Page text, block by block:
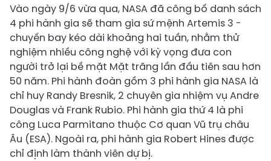
Vào ngày 9/6 vừa qua, NASA đã công bố danh sách
4 phi hành gia sẽ tham gia sứ mệnh Artemis 3 -
chuyến bay kéo dài khoảng hai tuần, nhằm thử
nghiệm nhiều công nghệ với kỳ vọng đưa con
người trở lại bề mặt Mặt trăng lần đầu tiên sau hơn
50 năm. Phi hành đoàn gồm 3 phi hành gia NASA là
chỉ huy Randy Bresnik, 2 chuyên gia nhiệm vụ Andre
Douglas và Frank Rubio. Phi hành gia thứ 4 là phi
công Luca Parmitano thuộc Cơ quan Vũ trụ châu
Âu (ESA). Ngoài ra, phi hành gia Robert Hines được
chỉ định làm thành viên dự bị.